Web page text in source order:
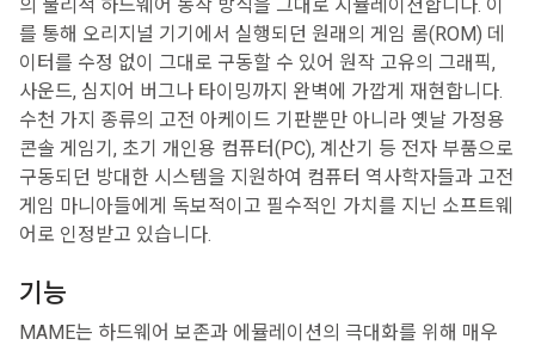
의 물리적 하드웨어 동작 방식을 그대로 시뮬레이션합니다. 이
를 통해 오리지널 기기에서 실행되던 원래의 게임 롬(ROM) 데
이터를 수정 없이 그대로 구동할 수 있어 원작 고유의 그래픽,
사운드, 심지어 버그나 타이밍까지 완벽에 가깝게 재현합니다.
수천 가지 종류의 고전 아케이드 기판뿐만 아니라 옛날 가정용
콘솔 게임기, 초기 개인용 컴퓨터(PC), 계산기 등 전자 부품으로
구동되던 방대한 시스템을 지원하여 컴퓨터 역사학자들과 고전
게임 마니아들에게 독보적이고 필수적인 가치를 지닌 소프트웨
어로 인정받고 있습니다.
기능
MAME는 하드웨어 보존과 에뮬레이션의 극대화를 위해 매우